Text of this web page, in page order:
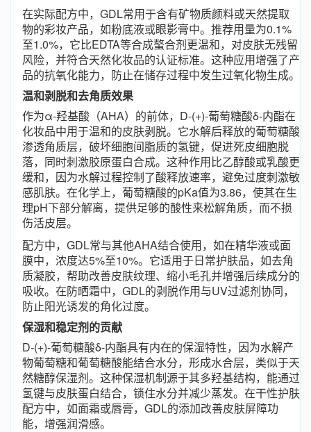
在实际配方中，GDL常用于含有矿物质颜料或天然提取
物的彩妆产品，如粉底液或眼影膏中。推荐用量为0.1%
至1.0%，它比EDTA等合成螯合剂更温和，对皮肤无残留
风险，并符合天然化妆品的认证标准。这种应用增强了产
品的抗氧化能力，防止在储存过程中发生过氧化物生成。
温和剥脱和去角质效果
作为α-羟基酸（AHA）的前体，D-(+)-葡萄糖酸δ-内酯在
化妆品中用于温和的皮肤剥脱。它水解后释放的葡萄糖酸
渗透角质层，破坏细胞间脂质的氢键，促进死皮细胞脱
落，同时刺激胶原蛋白合成。这种作用比乙醇酸或乳酸更
缓和，因为水解过程控制了酸释放速率，避免过度刺激敏
感肌肤。在化学上，葡萄糖酸的pKa值为3.86，使其在生
理pH下部分解离，提供足够的酸性来松解角质，而不损
伤活皮层。
配方中，GDL常与其他AHA结合使用，如在精华液或面
膜中，浓度达5%至10%。它适用于日常护肤品，如去角
质凝胶，帮助改善皮肤纹理、缩小毛孔并增强后续成分的
吸收。在防晒霜中，GDL的剥脱作用与UV过滤剂协同，
防止阳光诱发的角化过度。
保湿和稳定剂的贡献
D-(+)-葡萄糖酸δ-内酯具有内在的保湿特性，因为水解产
物葡萄糖和葡萄糖酸能结合水分，形成水合层，类似于天
然糖醇保湿剂。这种保湿机制源于其多羟基结构，能通过
氢键与皮肤蛋白结合，锁住水分并减少蒸发。在干性护肤
配方中，如面霜或唇膏，GDL的添加改善皮肤屏障功
能，增强润滑感。